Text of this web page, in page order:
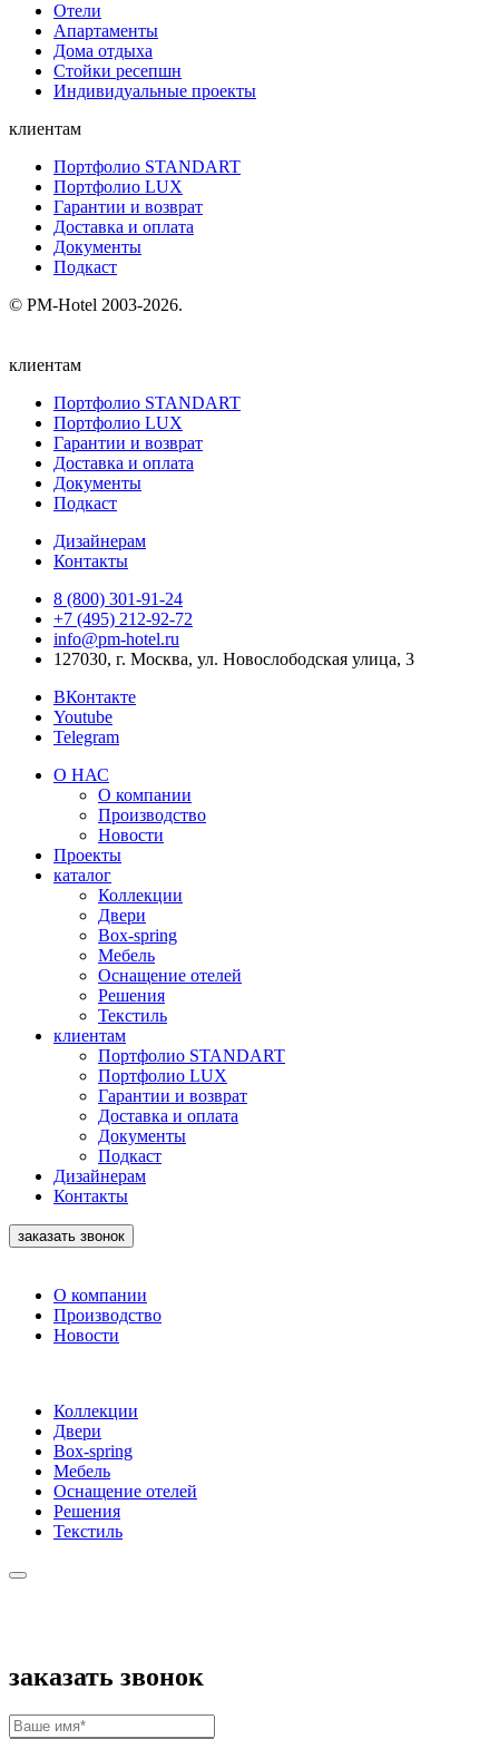
Отели
Апартаменты
Дома отдыха
Стойки ресепшн
Индивидуальные проекты
клиентам
Портфолио STANDART
Портфолио LUX
Гарантии и возврат
Доставка и оплата
Документы
Подкаст
© PM-Hotel 2003-2026.
клиентам
Портфолио STANDART
Портфолио LUX
Гарантии и возврат
Доставка и оплата
Документы
Подкаст
Дизайнерам
Контакты
8 (800) 301‑91‑24
+7 (495) 212‑92‑72
info@pm-hotel.ru
127030, г. Москва, ул. Новослободская улица, 3
ВКонтакте
Youtube
Telegram
О НАС
О компании
Производство
Новости
Проекты
каталог
Коллекции
Двери
Box-spring
Мебель
Оснащение отелей
Решения
Текстиль
клиентам
Портфолио STANDART
Портфолио LUX
Гарантии и возврат
Доставка и оплата
Документы
Подкаст
Дизайнерам
Контакты
заказать звонок
О компании
Производство
Новости
Коллекции
Двери
Box-spring
Мебель
Оснащение отелей
Решения
Текстиль
заказать звонок